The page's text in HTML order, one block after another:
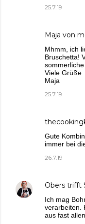
25.7.19
Maja von
Mhmm, ich
Bruschetta!
Viele Grüße
Maja
25.7.19
Gute
immer bei
26.7.19
Obers trifft
Ich mag
verarbeiten.
aus fast